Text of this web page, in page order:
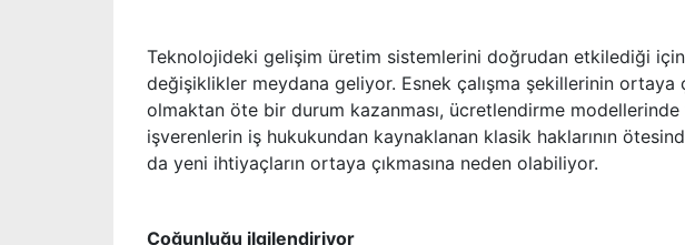
Teknolojideki gelişim üretim sistemlerini doğrudan etkilediği için
değişiklikler meydana geliyor. Esnek çalışma şekillerinin ortaya
olmaktan öte bir durum kazanması, ücretlendirme modellerinde
işverenlerin iş hukukundan kaynaklanan klasik haklarının
da yeni ihtiyaçların ortaya çıkmasına neden olabiliyor.
Çoğunluğu ilgilendiriyor